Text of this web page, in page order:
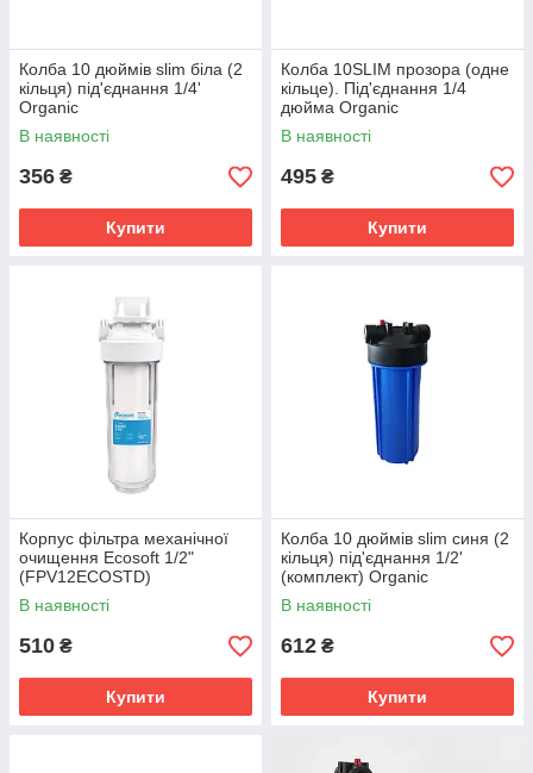
Колба 10 дюймів slim біла (2
кільця) під'єднання 1/4'
Organic
В наявності
356 ₴
Купити
Колба 10SLIM прозора (одне
кільце). Під'єднання 1/4
дюйма Organic
В наявності
495 ₴
Купити
Корпус фільтра механічної
очищення Ecosoft 1/2"
(FPV12ECOSTD)
В наявності
510 ₴
Купити
Колба 10 дюймів slim синя (2
кільця) під'єднання 1/2'
(комплект) Organic
В наявності
612 ₴
Купити